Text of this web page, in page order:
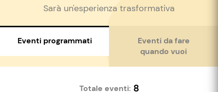
Sarà un'esperienza trasformativa
Eventi programmati
Eventi da fare
quando vuoi
Totale eventi: 8